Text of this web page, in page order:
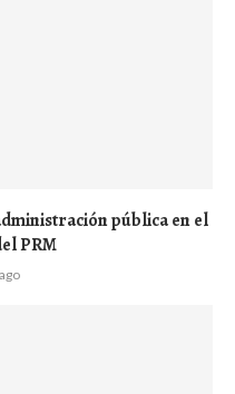
pública en el
PRM